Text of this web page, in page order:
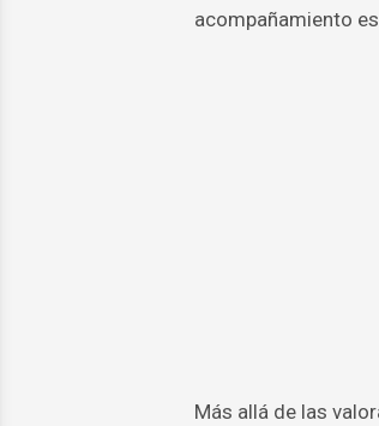
acompañamiento
Más allá de las